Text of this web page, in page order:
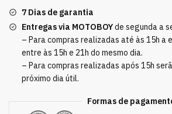
7 Dias de garantia
Entregas via MOTOBOYde segunda a
– Para compras realizadas até às 15h a
entre às 15h e 21h do mesmo dia.
– Para compras realizadas após 15h
próximo dia útil.
Formas de